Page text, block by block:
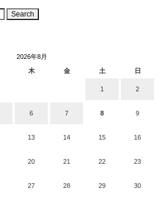
2026年8月
木 金 土 日
1 2
6 7 8 9
13 14 15 16
20 21 22 23
27 28 29 30